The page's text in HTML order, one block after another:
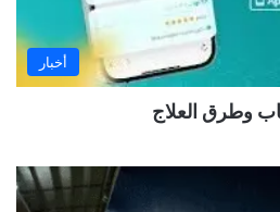
أخبار
وطرق العلاج